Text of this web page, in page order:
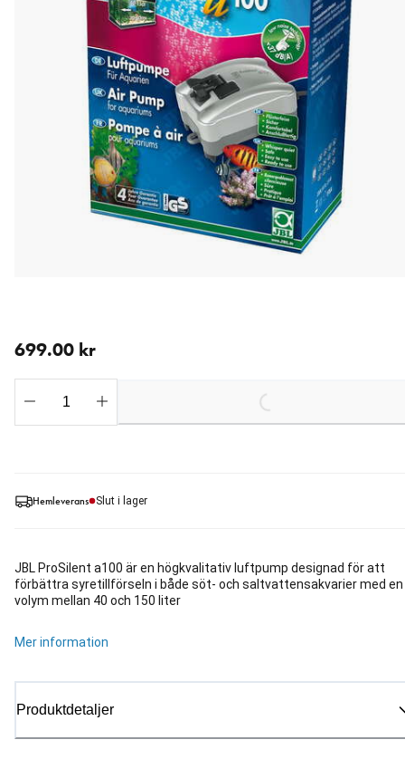
Hemleverans Slut i lager
JBL ProSilent a100 är en högkvalitativ luftpump designad för att
förbättra syretillförseln i både söt- och saltvattensakvarier med en
volym mellan 40 och 150 liter
Mer information
Produktdetaljer
699.00 kr
Loading...